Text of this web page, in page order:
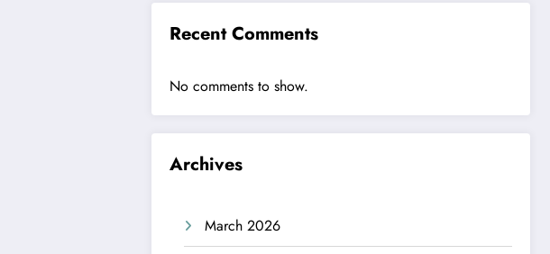
Recent Comments
No comments to show.
Archives
March 2026